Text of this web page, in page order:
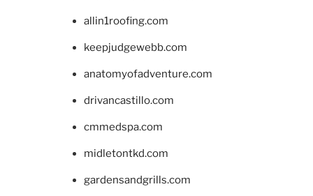
allin1roofing.com
keepjudgewebb.com
anatomyofadventure.com
drivancastillo.com
cmmedspa.com
midletontkd.com
gardensandgrills.com